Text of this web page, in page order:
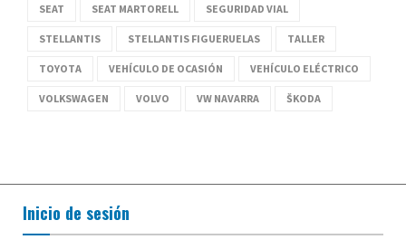
SEAT SEAT MARTORELL SEGURIDAD VIAL
STELLANTIS STELLANTIS FIGUERUELAS TALLER
TOYOTA VEHÍCULO DE OCASIÓN VEHÍCULO ELÉCTRICO
VOLKSWAGEN VOLVO VW NAVARRA ŠKODA
Inicio de sesión